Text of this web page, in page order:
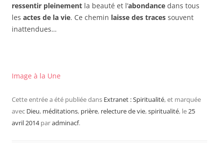
ressentir pleinement la beauté et l’abondance dans tous
les actes de la vie. Ce chemin laisse des traces souvent
inattendues…
Image à la Une
Cette entrée a été publiée dans Extranet : Spiritualité, et marquée
avec Dieu, méditations, prière, relecture de vie,spiritualité, le25
avril 2014 paradminacf.